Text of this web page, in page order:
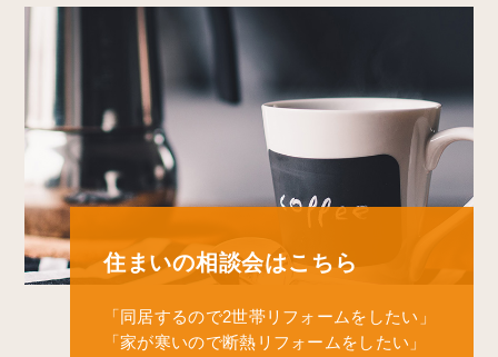
住まいの相談会はこちら
「同居するので2世帯リフォームをしたい」
「家が寒いので断熱リフォームをしたい」